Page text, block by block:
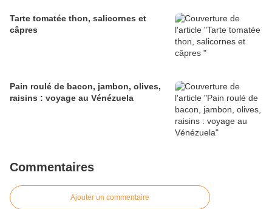
Tarte tomatée thon, salicornes et
câpres
Pain roulé de bacon, jambon, olives,
raisins : voyage au Vénézuela
Commentaires
Ajouter un commentaire